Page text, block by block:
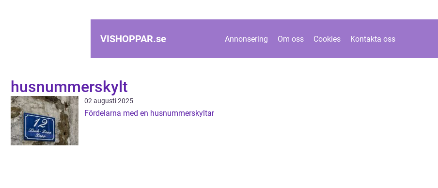
VISHOPPAR.se Annonsering Om oss Cookies Kontakta oss
husnummerskylt
02 augusti 2025
Fördelarna med en husnummerskyltar